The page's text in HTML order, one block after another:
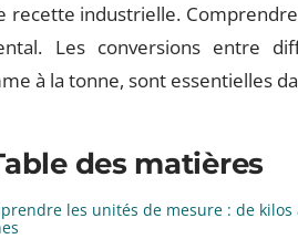
recette industrielle.
Les conversions entre
à la tonne, sont essentielles
des matières
les unités de mesure : de kilos